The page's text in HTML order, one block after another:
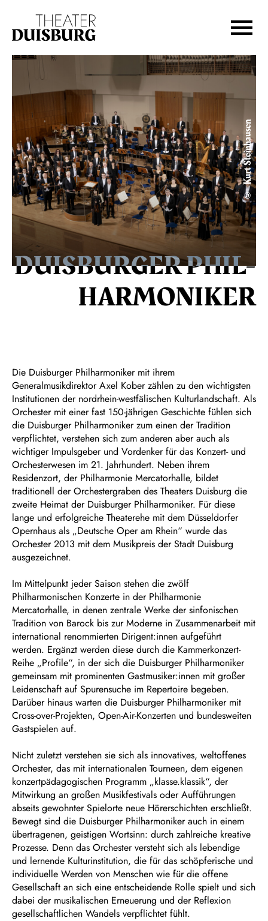
Zur Hauptnavigation springen
Zum Footer springen
© Kurt Steinhausen
DUIS­BURGER PHIL­
HARMON­IKER
Die Duisburger Philharmoniker mit ihrem
Generalmusikdirektor Axel Kober zählen zu den wichtigsten
Institutionen der nordrhein-westfälischen Kulturlandschaft. Als
Orchester mit einer fast 150-jährigen Geschichte fühlen sich
die Duisburger Philharmoniker zum einen der Tradition
verpflichtet, verstehen sich zum anderen aber auch als
wichtiger Impulsgeber und Vordenker für das Konzert- und
Orchesterwesen im 21. Jahrhundert. Neben ihrem
Residenzort, der Philharmonie Mercatorhalle, bildet
traditionell der Orchestergraben des Theaters Duisburg die
zweite Heimat der Duisburger Philharmoniker. Für diese
lange und erfolgreiche Theaterehe mit dem Düsseldorfer
Opernhaus als „Deutsche Oper am Rhein“ wurde das
Orchester 2013 mit dem Musikpreis der Stadt Duisburg
ausgezeichnet.
Im Mittelpunkt jeder Saison stehen die zwölf
Philharmonischen Konzerte in der Philharmonie
Mercatorhalle, in denen zentrale Werke der sinfonischen
Tradition von Barock bis zur Moderne in Zusammenarbeit mit
international renommierten Dirigent:innen aufgeführt
werden. Ergänzt werden diese durch die Kammerkonzert-
Reihe „Profile“, in der sich die Duisburger Philharmoniker
gemeinsam mit prominenten Gastmusiker:innen mit großer
Leidenschaft auf Spurensuche im Repertoire begeben.
Darüber hinaus warten die Duisburger Philharmoniker mit
Cross-over-Projekten, Open-Air-Konzerten und bundesweiten
Gastspielen auf.
Nicht zuletzt verstehen sie sich als innovatives, weltoffenes
Orchester, das mit internationalen Tourneen, dem eigenen
konzertpädagogischen Programm „klasse.klassik“, der
Mitwirkung an großen Musikfestivals oder Aufführungen
abseits gewohnter Spielorte neue Hörerschichten erschließt.
Bewegt sind die Duisburger Philharmoniker auch in einem
übertragenen, geistigen Wortsinn: durch zahlreiche kreative
Prozesse. Denn das Orchester versteht sich als lebendige
und lernende Kulturinstitution, die für das schöpferische und
individuelle Werden von Menschen wie für die offene
Gesellschaft an sich eine entscheidende Rolle spielt und sich
dabei der musikalischen Erneuerung und der Reflexion
gesellschaftlichen Wandels verpflichtet fühlt.